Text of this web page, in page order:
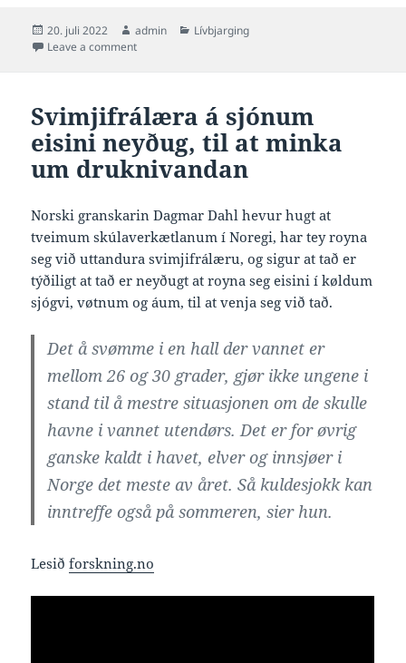
Posted
on
20. juli 2022 Author
admin Categories
Lívbjarging
Leave a commenton Føroyar varpa ljós á altjóða dagin til fyribyrging
Svimjifrálæra á sjónum
eisini neyðug, til at minka
um druknivandan
Norski granskarin Dagmar Dahl hevur hugt at
tveimum skúlaverkætlanum í Noregi, har tey royna
seg við uttandura svimjifrálæru, og sigur at tað er
týðiligt at tað er neyðugt at royna seg eisini í køldum
sjógvi, vøtnum og áum, til at venja seg við tað.
Det å svømme i en hall der vannet er
mellom 26 og 30 grader, gjør ikke ungene i
stand til å mestre situasjonen om de skulle
havne i vannet utendørs. Det er for øvrig
ganske kaldt i havet, elver og innsjøer i
Norge det meste av året. Så kuldesjokk kan
inntreffe også på sommeren, sier hun.
Lesiðforskning.no